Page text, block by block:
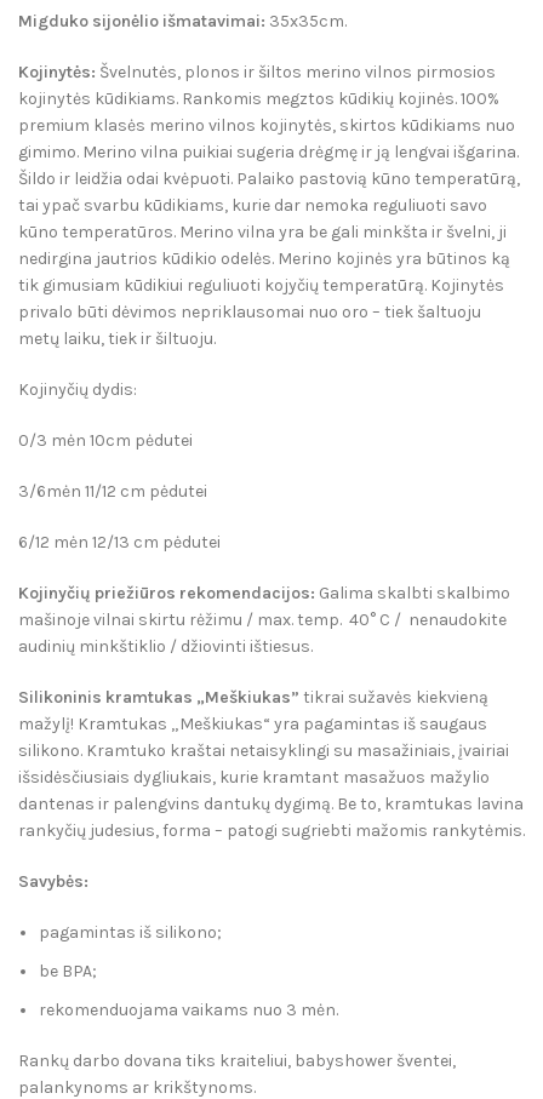
Migduko sijonėlio išmatavimai: 35x35cm.
Kojinytės: Švelnutės, plonos ir šiltos merino vilnos pirmosios
kojinytės kūdikiams. Rankomis megztos kūdikių kojinės. 100%
premium klasės merino vilnos kojinytės, skirtos kūdikiams nuo
gimimo. Merino vilna puikiai sugeria drėgmę ir ją lengvai išgarina.
Šildo ir leidžia odai kvėpuoti. Palaiko pastovią kūno temperatūrą,
tai ypač svarbu kūdikiams, kurie dar nemoka reguliuoti savo
kūno temperatūros. Merino vilna yra be gali minkšta ir švelni, ji
nedirgina jautrios kūdikio odelės. Merino kojinės yra būtinos ką
tik gimusiam kūdikiui reguliuoti kojyčių temperatūrą. Kojinytės
privalo būti dėvimos nepriklausomai nuo oro – tiek šaltuoju
metų laiku, tiek ir šiltuoju.
Kojinyčių dydis:
0/3 mėn 10cm pėdutei
3/6mėn 11/12 cm pėdutei
6/12 mėn 12/13 cm pėdutei
Kojinyčių priežiūros rekomendacijos: Galima skalbti skalbimo
mašinoje vilnai skirtu rėžimu / max. temp. 40° C / nenaudokite
audinių minkštiklio / džiovinti ištiesus.
Silikoninis kramtukas „Meškiukas” tikrai sužavės kiekvieną
mažylį! Kramtukas „Meškiukas“ yra pagamintas iš saugaus
silikono. Kramtuko kraštai netaisyklingi su masažiniais, įvairiai
išsidėsčiusiais dygliukais, kurie kramtant masažuos mažylio
dantenas ir palengvins dantukų dygimą. Be to, kramtukas lavina
rankyčių judesius, forma – patogi sugriebti mažomis rankytėmis.
Savybės:
pagamintas iš silikono;
be BPA;
rekomenduojama vaikams nuo 3 mėn.
Rankų darbo dovana tiks kraiteliui, babyshower šventei,
palankynoms ar krikštynoms.